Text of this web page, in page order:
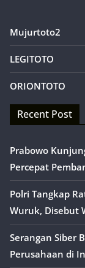
Mujurtoto2
LEGITOTO
ORIONTOTO
Recent Post
Prabowo
Percepat
Polri Tangkap
Wuruk, Disebut
Serangan Siber
Perusahaan di